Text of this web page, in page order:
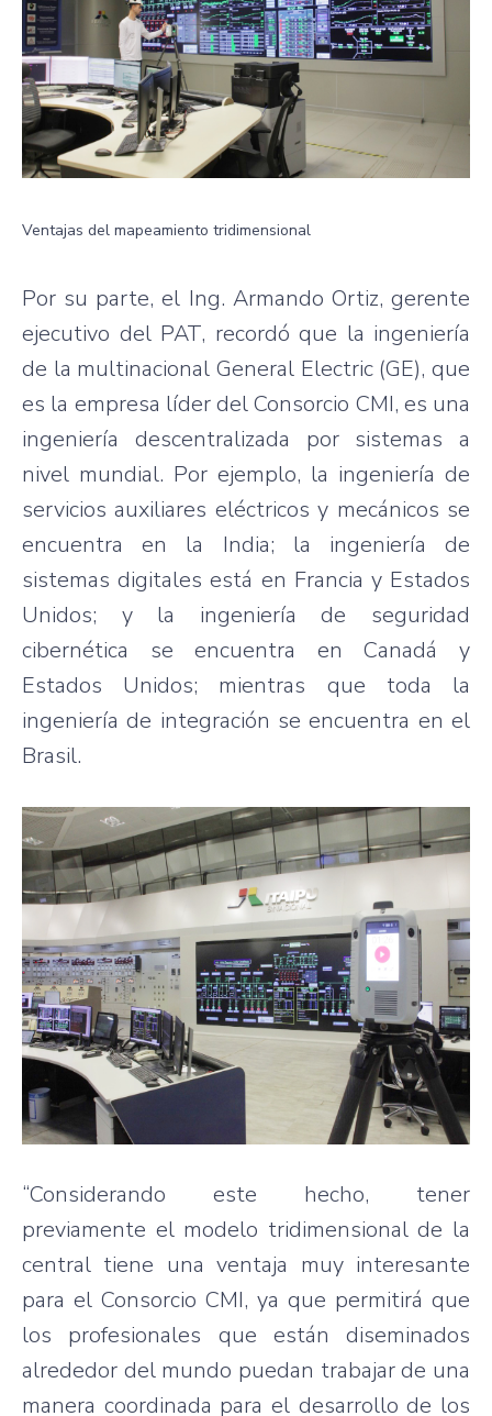
Ventajas del mapeamiento tridimensional
Por su parte, el Ing. Armando Ortiz, gerente
ejecutivo del PAT, recordó que la ingeniería
de la multinacional General Electric (GE), que
es la empresa líder del Consorcio CMI, es una
ingeniería descentralizada por sistemas a
nivel mundial. Por ejemplo, la ingeniería de
servicios auxiliares eléctricos y mecánicos se
encuentra en la India; la ingeniería de
sistemas digitales está en Francia y Estados
Unidos; y la ingeniería de seguridad
cibernética se encuentra en Canadá y
Estados Unidos; mientras que toda la
ingeniería de integración se encuentra en el
Brasil.
“Considerando este hecho, tener
previamente el modelo tridimensional de la
central tiene una ventaja muy interesante
para el Consorcio CMI, ya que permitirá que
los profesionales que están diseminados
alrededor del mundo puedan trabajar de una
manera coordinada para el desarrollo de los